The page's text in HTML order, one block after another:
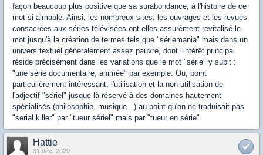
façon beaucoup plus positive que sa surabondance, à l'histoire de ce
mot si aimable. Ainsi, les nombreux sites, les ouvrages et les revues
consacrées aux séries télévisées ont-elles assurément revitalisé le
mot jusqu'à la création de termes tels que "sériemania" mais dans un
univers textuel généralement assez pauvre, dont l'intérêt principal
réside précisément dans les variations que le mot "série" y subit :
"une série documentaire, animée" par exemple. Ou, point
particulièrement intéressant, l'utilisation et la non-utilisation de
l'adjectif "sériel" jusque là réservé à des domaines hautement
spécialisés (philosophie, musique...) au point qu'on ne traduisait pas
"serial killer" par "tueur sériel" mais par "tueur en série".
Hattie
31 déc. 2020